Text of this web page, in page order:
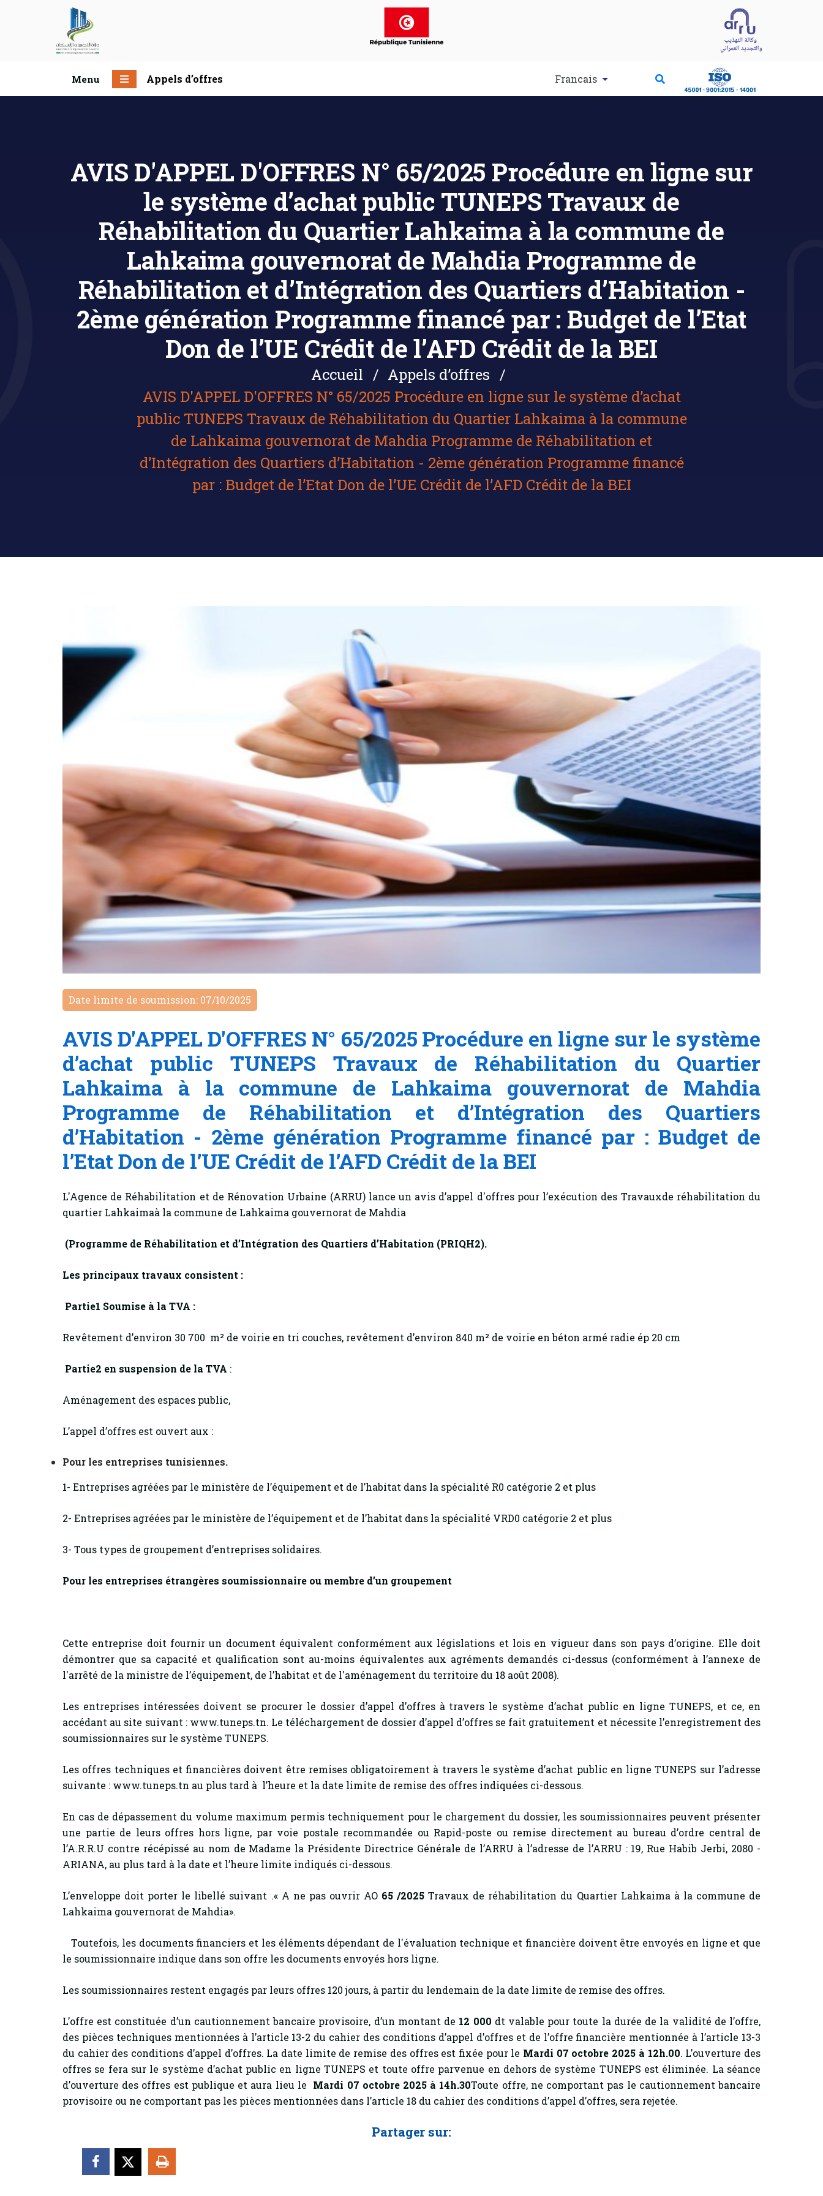
Menu Appels d’offres Francais
AVIS D'APPEL D'OFFRES N° 65/2025 Procédure en ligne sur
le système d’achat public TUNEPS Travaux de
Réhabilitation du Quartier Lahkaima à la commune de
Lahkaima gouvernorat de Mahdia Programme de
Réhabilitation et d’Intégration des Quartiers d’Habitation -
2ème génération Programme financé par : Budget de l’Etat
Don de l’UE Crédit de l’AFD Crédit de la BEI
Accueil
Appels d’offres
AVIS D'APPEL D'OFFRES N° 65/2025 Procédure en ligne sur le système d’achat
public TUNEPS Travaux de Réhabilitation du Quartier Lahkaima à la commune
de Lahkaima gouvernorat de Mahdia Programme de Réhabilitation et
d’Intégration des Quartiers d’Habitation - 2ème génération Programme financé
par : Budget de l’Etat Don de l’UE Crédit de l’AFD Crédit de la BEI
Date limite de soumission: 07/10/2025
AVIS D'APPEL D'OFFRES N° 65/2025 Procédure en ligne sur le système
d’achat public TUNEPS Travaux de Réhabilitation du Quartier
Lahkaima à la commune de Lahkaima gouvernorat de Mahdia
Programme de Réhabilitation et d’Intégration des Quartiers
d’Habitation - 2ème génération Programme financé par : Budget de
l’Etat Don de l’UE Crédit de l’AFD Crédit de la BEI
L'Agence de Réhabilitation et de Rénovation Urbaine (ARRU) lance un avis d’appel d'offres pour l’exécution des Travauxde réhabilitation du
quartier Lahkaimaà la commune de Lahkaima gouvernorat de Mahdia
(Programme de Réhabilitation et d’Intégration des Quartiers d’Habitation (PRIQH2).
Les principaux travaux consistent :
Partie1 Soumise à la TVA :
Revêtement d’environ 30 700 m² de voirie en tri couches, revêtement d’environ 840 m² de voirie en béton armé radie ép 20 cm
Partie2 en suspension de la TVA :
Aménagement des espaces public,
L’appel d’offres est ouvert aux :
Pour les entreprises tunisiennes.
1- Entreprises agréées par le ministère de l’équipement et de l’habitat dans la spécialité R0 catégorie 2 et plus
2- Entreprises agréées par le ministère de l’équipement et de l’habitat dans la spécialité VRD0 catégorie 2 et plus
3- Tous types de groupement d’entreprises solidaires.
Pour les entreprises étrangères soumissionnaire ou membre d’un groupement
Cette entreprise doit fournir un document équivalent conformément aux législations et lois en vigueur dans son pays d’origine. Elle doit
démontrer que sa capacité et qualification sont au-moins équivalentes aux agréments demandés ci-dessus (conformément à l’annexe de
l'arrêté de la ministre de l’équipement, de l’habitat et de l'aménagement du territoire du 18 août 2008).
Les entreprises intéressées doivent se procurer le dossier d’appel d’offres à travers le système d’achat public en ligne TUNEPS, et ce, en
accédant au site suivant : www.tuneps.tn. Le téléchargement de dossier d’appel d’offres se fait gratuitement et nécessite l’enregistrement des
soumissionnaires sur le système TUNEPS.
Les offres techniques et financières doivent être remises obligatoirement à travers le système d’achat public en ligne TUNEPS sur l’adresse
suivante : www.tuneps.tn au plus tard à l’heure et la date limite de remise des offres indiquées ci-dessous.
En cas de dépassement du volume maximum permis techniquement pour le chargement du dossier, les soumissionnaires peuvent présenter
une partie de leurs offres hors ligne, par voie postale recommandée ou Rapid-poste ou remise directement au bureau d’ordre central de
l’A.R.R.U contre récépissé au nom de Madame la Présidente Directrice Générale de l’ARRU à l’adresse de l’ARRU : 19, Rue Habib Jerbi, 2080 -
ARIANA, au plus tard à la date et l’heure limite indiqués ci-dessous.
L’enveloppe doit porter le libellé suivant .« A ne pas ouvrir AO 65 /2025 Travaux de réhabilitation du Quartier Lahkaima à la commune de
Lahkaima gouvernorat de Mahdia».
Toutefois, les documents financiers et les éléments dépendant de l'évaluation technique et financière doivent être envoyés en ligne et que
le soumissionnaire indique dans son offre les documents envoyés hors ligne.
Les soumissionnaires restent engagés par leurs offres 120 jours, à partir du lendemain de la date limite de remise des offres.
L’offre est constituée d’un cautionnement bancaire provisoire, d’un montant de 12 000 dt valable pour toute la durée de la validité de l’offre,
des pièces techniques mentionnées à l’article 13-2 du cahier des conditions d’appel d’offres et de l’offre financière mentionnée à l’article 13-3
du cahier des conditions d’appel d’offres. La date limite de remise des offres est fixée pour le Mardi 07 octobre 2025 à 12h.00. L’ouverture des
offres se fera sur le système d’achat public en ligne TUNEPS et toute offre parvenue en dehors de système TUNEPS est éliminée. La séance
d’ouverture des offres est publique et aura lieu le Mardi 07 octobre 2025 à 14h.30Toute offre, ne comportant pas le cautionnement bancaire
provisoire ou ne comportant pas les pièces mentionnées dans l’article 18 du cahier des conditions d’appel d’offres, sera rejetée.
Partager sur: